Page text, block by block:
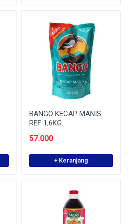
BANGO KECAP MANIS
REF 1,6KG
57.000
+ Keranjang